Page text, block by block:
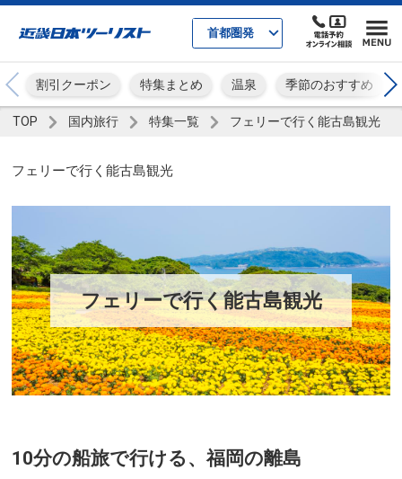
首都圏発
割引クーポン 特集まとめ 温泉 季節のおすすめ
TOP 国内旅行 特集一覧 フェリーで行く能古島観光
フェリーで行く能古島観光
フェリーで行く能古島観光
10分の船旅で行ける、福岡の離島